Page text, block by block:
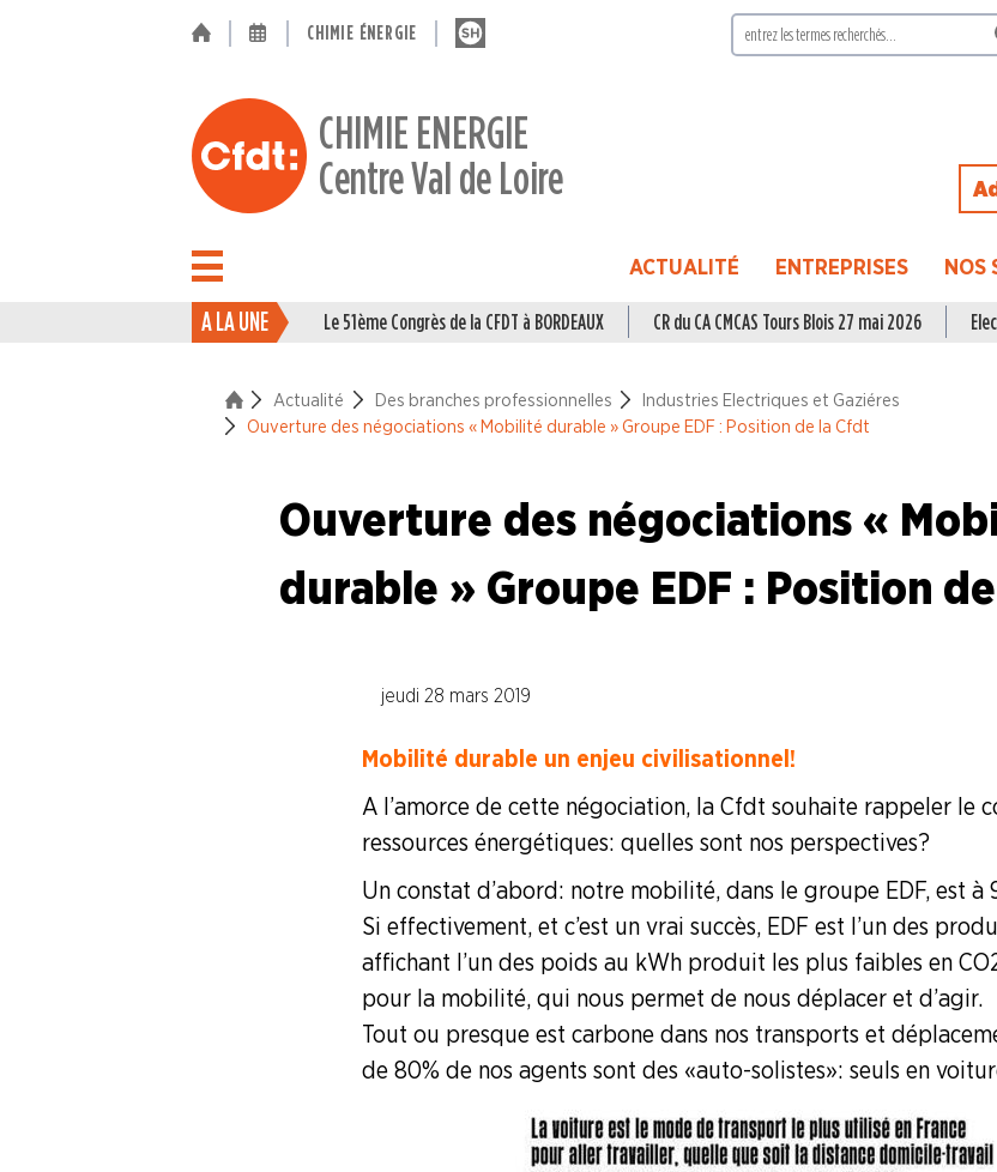
CHIMIE ÉNERGIE
CHIMIE ENERGIE
Centre Val de Loire
ACTUALITÉ
La vie du Syndicat
Industries du Caoutchouc
Industries de la Chimie
Industries du Pétrole
Industries Pharmaceutiques
Industries du Verre
ACTUALITÉ ENTREPRISES NOS
A LA UNE Le 51ème Congrès de la CFDT à BORDEAUX CR du CA CMCAS Tours Blois 27 mai 2026
Actualité Des branches professionnelles
Industries Electriques et Gaziéres
Ouverture des négociations « Mobilité durable » Groupe EDF : Position de la Cfdt
Ouverture des négociations «
durable » Groupe EDF : Position
jeudi 28 mars 2019
Mobilité durable un enjeu civilisationnel !
A l’amorce de cette négociation, la Cfdt souhaite rappeler le
ressources énergétiques : quelles sont nos perspectives ?
Un constat d’abord : notre mobilité, dans le groupe EDF, est à
Si effectivement, et c’est un vrai succès, EDF est l’un des
affichant l’un des poids au kWh produit les plus faibles en
pour la mobilité, qui nous permet de nous déplacer et d’agir.
Tout ou presque est carbone dans nos transports et
de 80% de nos agents sont des « auto-solistes » : seuls en